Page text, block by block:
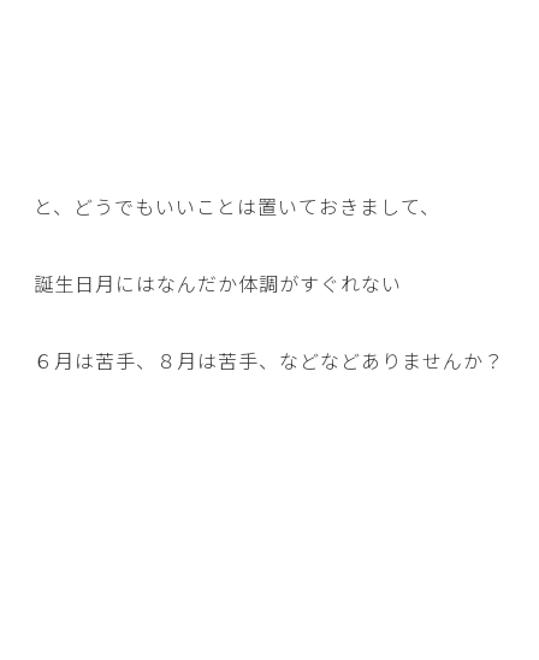
と、どうでもいいことは置いておきまして、
誕生日月にはなんだか体調がすぐれない
６月は苦手、８月は苦手、などなどありませんか？